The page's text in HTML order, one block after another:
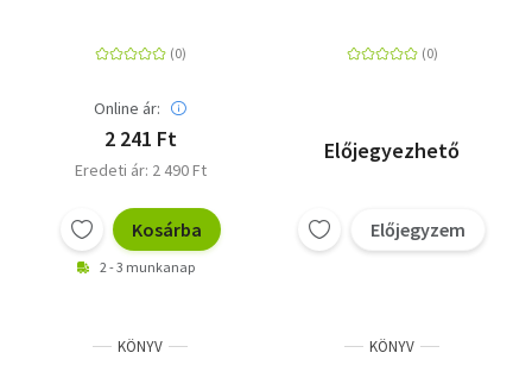
1928-1929
Online ár:
2 241 Ft
Eredeti ár: 2 490 Ft
Kosárba
2 - 3 munkanap
Előjegyezhető
Előjegyzem
KÖNYV KÖNYV